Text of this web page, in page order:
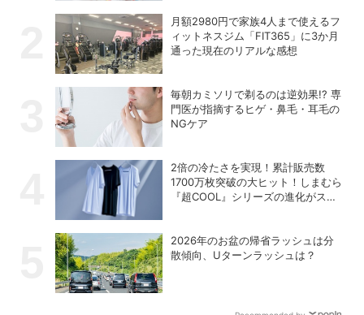
月額2980円で家族4人まで使えるフ
ィットネスジム「FIT365」に3か月
通った現在のリアルな感想
毎朝カミソリで剃るのは逆効果!? 専
門医が指摘するヒゲ・鼻毛・耳毛の
NGケア
2倍の冷たさを実現！累計販売数
1700万枚突破の大ヒット！しまむら
『超COOL』シリーズの進化がスゴ
2026年のお盆の帰省ラッシュは分
散傾向、Uターンラッシュは？